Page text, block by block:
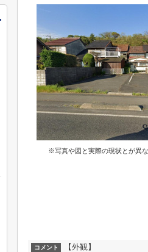
※写真や図と実際の現状とが異
コメント 【外観】